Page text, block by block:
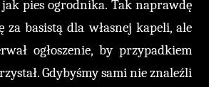
pies ogrodnika. Tak naprawdę
za basistą dla własnej kapeli, ale
ogłoszenie, by przypadkiem
Gdybyśmy sami nie znaleźli